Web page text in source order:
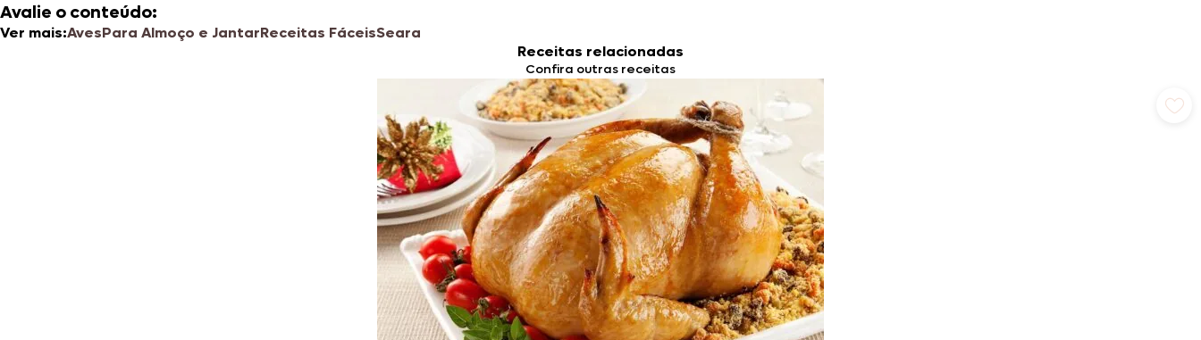
Avalie o conteúdo:
Ver mais:AvesPara Almoço e JantarReceitas FáceisSeara
Receitas relacionadas
Confira outras receitas